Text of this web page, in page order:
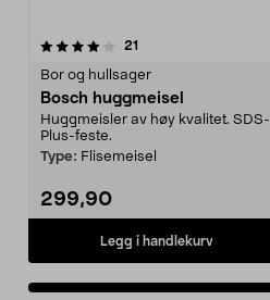
21
Bor og hullsager
Bosch huggmeisel
Huggmeisler av høy kvalitet. SDS-
Plus-feste.
Type: Flisemeisel
299,90
Legg i handlekurv
4.0av 5 stjerner